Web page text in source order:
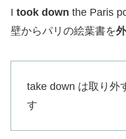
I took down the Paris
壁からパリの絵葉書を
take down は取り外
す